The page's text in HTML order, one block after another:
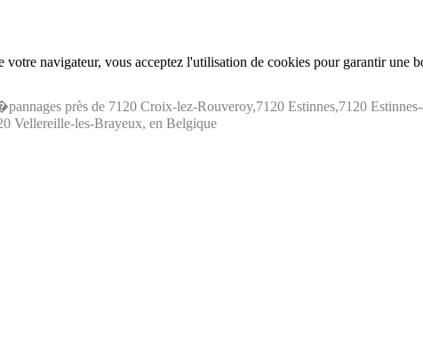
navigateur, vous acceptez l'utilisation de cookies pour garantir une
près de 7120 Croix-lez-Rouveroy,7120 Estinnes,7120
Vellereille-les-Brayeux, en Belgique